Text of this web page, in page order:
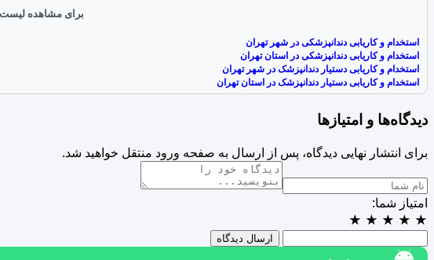
برای مشاهده لیست
استخدام و کاریابی دندانپزشکی در شهر تهران
استخدام و کاریابی دندانپزشکی در استان تهران
استخدام و کاریابی دستیار دندانپزشک در شهر تهران
استخدام و کاریابی دستیار دندانپزشک در استان تهران
دیدگاه‌ها و امتیازها
برای انتشار نهایی دیدگاه، پس از ارسال به صفحه ورود منتقل خواهید شد.
امتیاز شما:
★
★
★
★
★
ارسال دیدگاه